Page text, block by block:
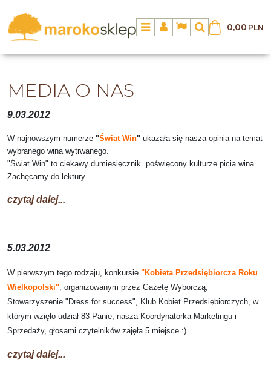
MenuPanelLangSzukaj
0,00 PLN
MEDIA O NAS
9.03.2012
W najnowszym numerze "Świat Win" ukazała się nasza opinia na temat
wybranego wina wytrwanego.
"Świat Win" to ciekawy dumiesięcznik poświęcony kulturze picia wina.
Zachęcamy do lektury.
czytaj dalej...
5.03.2012
W pierwszym tego rodzaju, konkursie "Kobieta Przedsiębiorcza Roku
Wielkopolski", organizowanym przez Gazetę Wyborczą,
Stowarzyszenie "Dress for success", Klub Kobiet Przedsiębiorczych, w
którym wzięło udział 83 Panie, nasza Koordynatorka Marketingu i
Sprzedaży, głosami czytelników zajęła 5 miejsce.:)
czytaj dalej...